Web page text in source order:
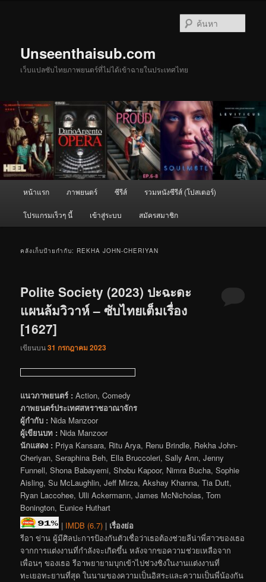
Unseenthaisub.com
เว็บแปลซับไทยภาพยนตร์ที่ไม่ได้เข้าฉายในประเทศไทย
หน้าแรก ภาพยนตร์ ซีรีส์ รวมหนังซีรีส์ (โปสเตอร์)
โปรแกรมเร็วๆ นี้ เข้าสู่ระบบ สมัครสมาชิก
คลังเก็บป้ายกำกับ: REKHA JOHN-CHERIYAN
Polite Society (2023) ปะฉะดะ
แผนล้มวิวาห์ – ซับไทยเต็มเรื่อง
[1627]
เขียนบน31 กรกฎาคม 2023
แนวภาพยนตร์ : Action, Comedy
ภาพยนตร์ประเทศสหราชอาณาจักร
ผู้กำกับ : Nida Manzoor
ผู้เขียนบท : Nida Manzoor
นักแสดง : Priya Kansara, Ritu Arya, Renu Brindle, Rekha John-
Cheriyan, Seraphina Beh, Ella Bruccoleri, Sally Ann, Jenny
Funnell, Shona Babayemi, Shobu Kapoor, Nimra Bucha, Sophie
Aisling, Su McLaughlin, Jeff Mirza, Akshay Khanna, Tia Dutt,
Ryan Laccohee, Ulli Ackermann, James McNicholas, Tom
Bonington, Eunice Huthart
| IMDB (6.7) | เรื่องย่อ
รีอา ข่าน ผู้มีศิลปะการป้องกันตัวเชื่อว่าเธอต้องช่วยลีน่าพี่สาวของเธอ
จากการแต่งงานที่กำลังจะเกิดขึ้น หลังจากขอความช่วยเหลือจาก
เพื่อนๆ ของเธอ รีอาพยายามบุกเข้าไปช่วงชิงในงานแต่งงานที่
ทะเยอทะยานที่สุด ในนามของความเป็นอิสระและความเป็นพี่น้องกัน